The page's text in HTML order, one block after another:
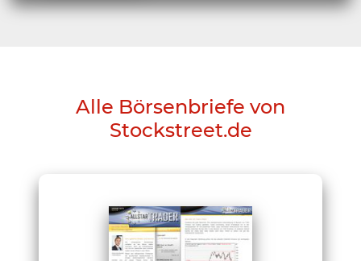
Alle Börsenbriefe von
Stockstreet.de